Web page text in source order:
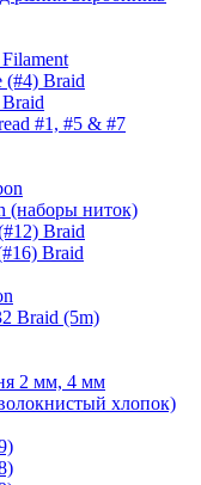
(#4) Braid
#1, #5 & #7
(наборы ниток)
Braid
Braid
Braid (5m)
2 мм, 4 мм
хлопок)